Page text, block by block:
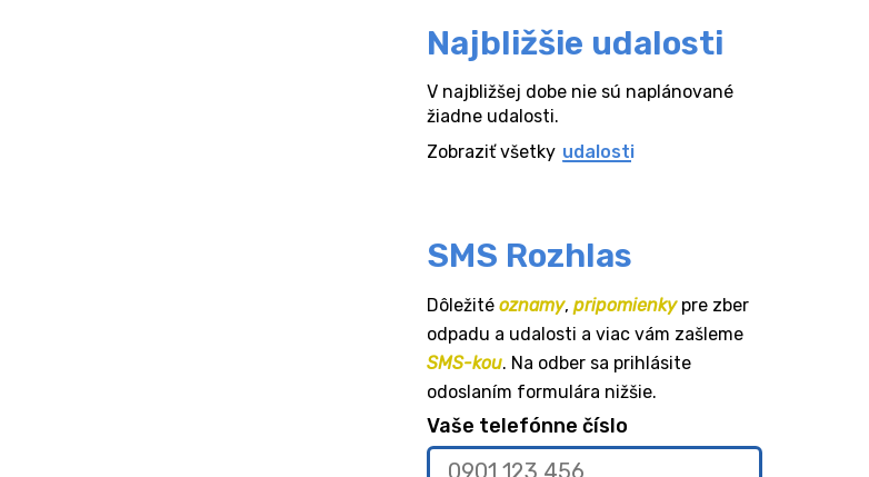
Najbližšie udalosti
V najbližšej dobe nie sú naplánované
žiadne udalosti.
Zobraziť všetky udalosti
SMS Rozhlas
Dôležité oznamy, pripomienkypre zber
odpadu a udalosti a viac vám zašleme
SMS-kou. Na odber sa prihlásite
odoslaním formulára nižšie.
Vaše telefónne číslo